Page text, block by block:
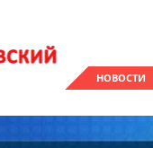
НОВОСТИ